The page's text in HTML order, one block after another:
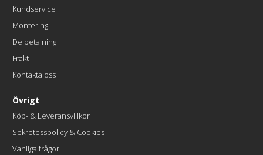
Kundservice
Montering
Delbetalning
Frakt
Kontakta oss
Övrigt
Köp- & Leveransvillkor
Sekretesspolicy & Cookies
Vanliga frågor